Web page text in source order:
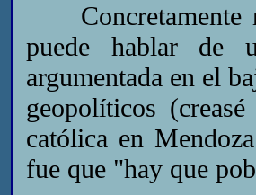
Concretamente
puede hablar de
argumentada en el
geopolíticos
católica en
fue que "hay que